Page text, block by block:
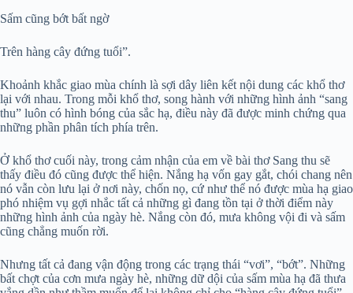
Sấm cũng bớt bất ngờ
Trên hàng cây đứng tuổi”.
Khoảnh khắc giao mùa chính là sợi dây liên kết nội dung các khổ thơ
lại với nhau. Trong mỗi khổ thơ, song hành với những hình ảnh “sang
thu” luôn có hình bóng của sắc hạ, điều này đã được minh chứng qua
những phần phân tích phía trên.
Ở khổ thơ cuối này, trong cảm nhận của em về bài thơ Sang thu sẽ
thấy điều đó cũng được thể hiện. Nắng hạ vốn gay gắt, chói chang nên
nó vẫn còn lưu lại ở nơi này, chốn nọ, cứ như thể nó được mùa hạ giao
phó nhiệm vụ gợi nhắc tất cả những gì đang tồn tại ở thời điểm này
những hình ảnh của ngày hè. Nắng còn đó, mưa không vội đi và sấm
cũng chẳng muốn rời.
Nhưng tất cả đang vận động trong các trạng thái “vơi”, “bớt”. Những
bất chợt của cơn mưa ngày hè, những dữ dội của sấm mùa hạ đã thưa